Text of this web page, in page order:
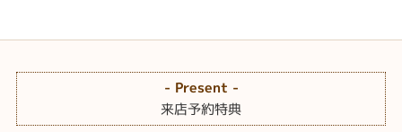
- Present -
来店予約特典